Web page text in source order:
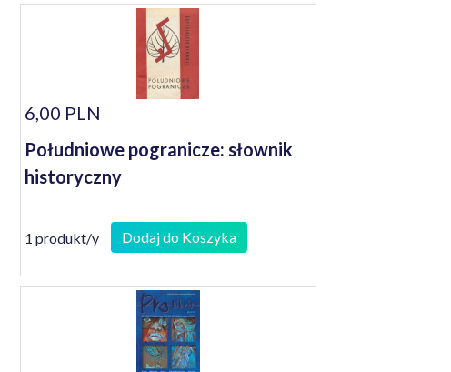
6,00 PLN
Południowe pogranicze: słownik
historyczny
1 produkt/y Dodaj do Koszyka